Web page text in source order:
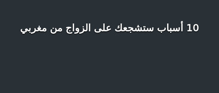
10 أسباب ستشجعك على الزواج من مغربي